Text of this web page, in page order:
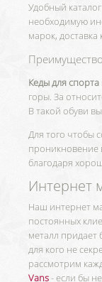
Удобный
необходимую
марок,
Кеды для спорта
горы. За
В такой обуви
Для того чтобы
проникновение
благодаря
Интернет
Наш интернет
постоянных
металл придает
для кого не
рассмотрим
Vans- если бы